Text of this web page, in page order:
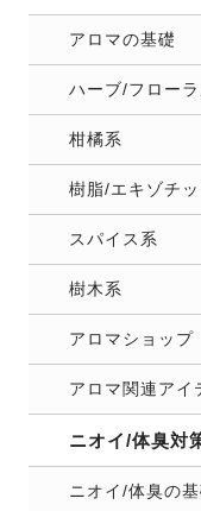
アロマの基礎
ハーブ/フロー
柑橘系
樹脂/エキゾチ
スパイス系
樹木系
アロマショップ
アロマ関連アイ
ニオイ/体臭対
ニオイ/体臭の基